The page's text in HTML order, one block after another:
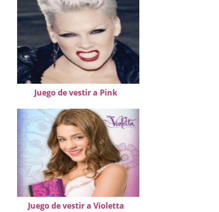
Juego de vestir a Pink
Juego de vestir a Violetta